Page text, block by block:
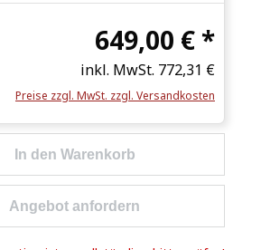
649,00 € *
inkl. MwSt. 772,31 €
Preise zzgl. MwSt. zzgl. Versandkosten
gewünschten Wert
In den Warenkorb
Angebot anfordern